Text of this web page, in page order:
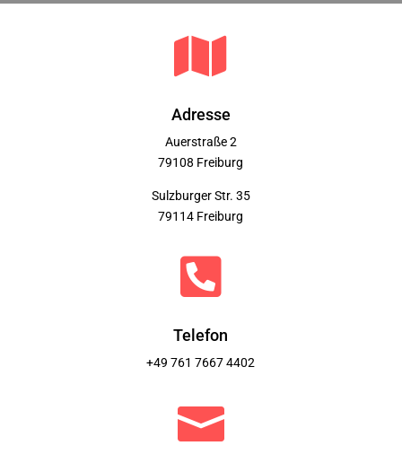

Adresse
Auerstraße 2
79108 Freiburg
Sulzburger Str. 35
79114 Freiburg

Telefon
+49 761 7667 4402
